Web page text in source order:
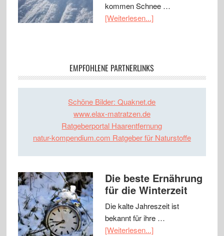
kommen Schnee …
[Weiterlesen...]
EMPFOHLENE PARTNERLINKS
Schöne Bilder: Quaknet.de
www.elax-matratzen.de
Ratgeberportal Haarentfernung
natur-kompendium.com Ratgeber für Naturstoffe
Die beste Ernährung
für die Winterzeit
Die kalte Jahreszeit ist
bekannt für ihre …
[Weiterlesen...]